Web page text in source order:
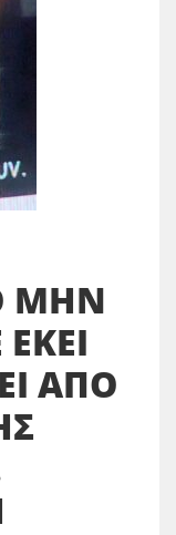
ΜΗΝ
ΑΠΟ